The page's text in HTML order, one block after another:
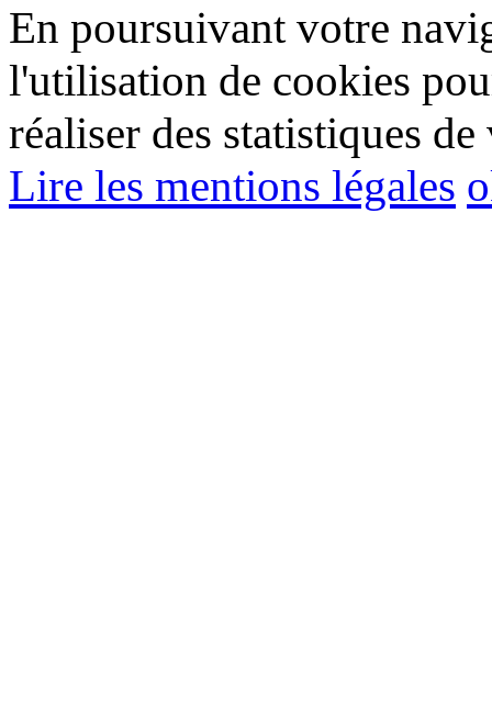
En poursuivant votre
l'utilisation de cookies
réaliser des statistiques de
Lire les mentions légales